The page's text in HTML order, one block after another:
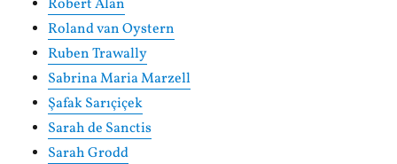
Robert Alan
Roland van Oystern
Ruben Trawally
Sabrina Maria Marzell
Şafak Sarıçiçek
Sarah de Sanctis
Sarah Grodd